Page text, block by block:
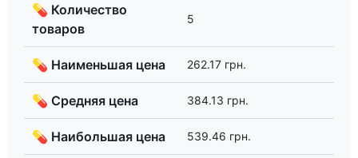
💊 Количество
товаров
5
💊 Наименьшая цена 262.17 грн.
💊 Средняя цена 384.13 грн.
💊 Наибольшая цена 539.46 грн.